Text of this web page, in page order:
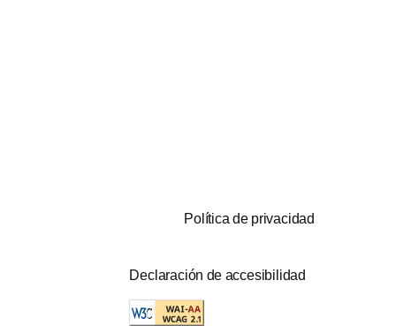
Política de privacidad
Declaración de accesibilidad